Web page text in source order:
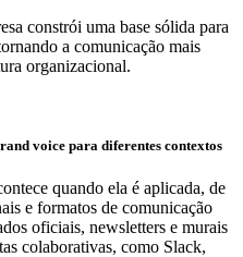
constrói uma base sólida para
a comunicação mais
organizacional.
voice para diferentes contextos
quando ela é aplicada, de
e formatos de comunicação
oficiais, newsletters e murais
colaborativas, como Slack,